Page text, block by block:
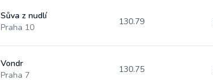
Sůva z nudlí
Praha 10
130.79
Vondr
Praha 7
130.75